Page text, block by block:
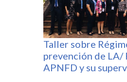
Taller sobre
prevención de LA/
APNFD y su